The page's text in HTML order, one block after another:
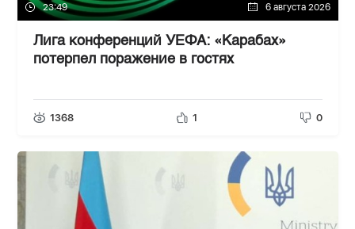
23:49 6 августа 2026
Лига конференций УЕФА: «Карабах»
потерпел поражение в гостях
1368 1 0